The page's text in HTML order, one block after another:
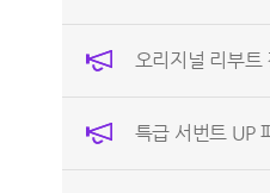
오리지널 리부
특급 서번트 UP